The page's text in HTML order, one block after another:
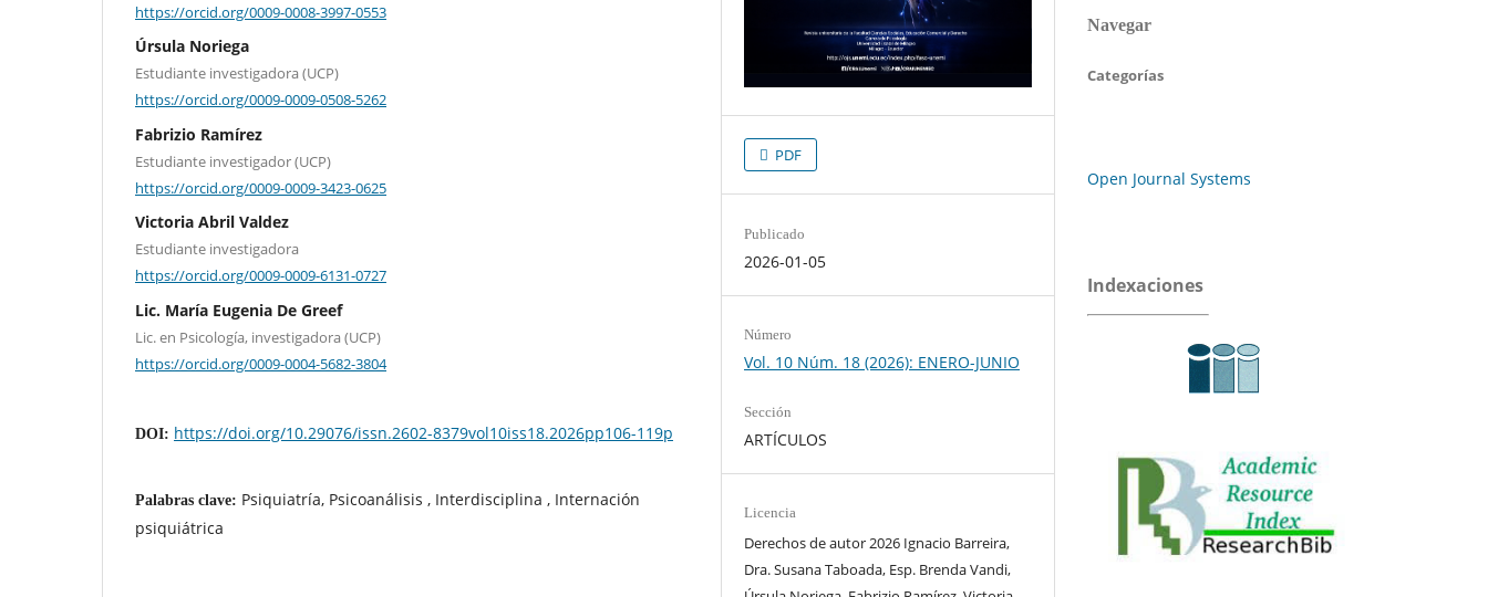
https://orcid.org/0009-0008-3997-0553
Úrsula Noriega
Estudiante investigadora (UCP)
https://orcid.org/0009-0009-0508-5262
Fabrizio Ramírez
Estudiante investigador (UCP)
https://orcid.org/0009-0009-3423-0625
Victoria Abril Valdez
Estudiante investigadora
https://orcid.org/0009-0009-6131-0727
Lic. María Eugenia De Greef
Lic. en Psicología, investigadora (UCP)
https://orcid.org/0009-0004-5682-3804
DOI: https://doi.org/10.29076/issn.2602-8379vol10iss18.2026pp106-119p
Palabras clave: Psiquiatría, Psicoanálisis , Interdisciplina , Internación
psiquiátrica
PDF
Publicado
2026-01-05
Número
Vol. 10 Núm. 18 (2026): ENERO-JUNIO
Sección
ARTÍCULOS
Licencia
Derechos de autor 2026 Ignacio Barreira,
Dra. Susana Taboada, Esp. Brenda Vandi,
Navegar
Categorías
Open Journal Systems
Indexaciones